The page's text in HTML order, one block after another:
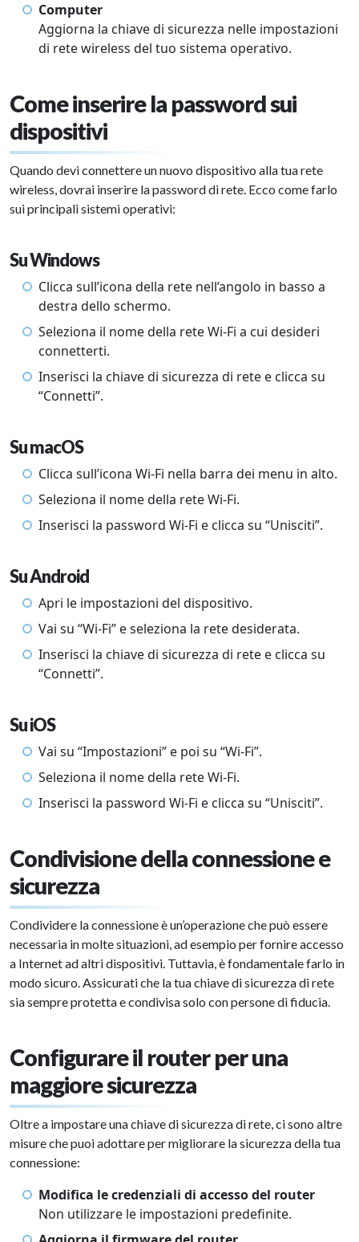
Computer
Aggiorna la chiave di sicurezza nelle impostazioni
di rete wireless del tuo sistema operativo.
Come inserire la password sui
dispositivi
Quando devi connettere un nuovo dispositivo alla tua rete
wireless, dovrai inserire la password di rete. Ecco come farlo
sui principali sistemi operativi:
Su Windows
Clicca sull’icona della rete nell’angolo in basso a
destra dello schermo.
Seleziona il nome della rete Wi-Fi a cui desideri
connetterti.
Inserisci la chiave di sicurezza di rete e clicca su
“Connetti”.
Su macOS
Clicca sull’icona Wi-Fi nella barra dei menu in alto.
Seleziona il nome della rete Wi-Fi.
Inserisci la password Wi-Fi e clicca su “Unisciti”.
Su Android
Apri le impostazioni del dispositivo.
Vai su “Wi-Fi” e seleziona la rete desiderata.
Inserisci la chiave di sicurezza di rete e clicca su
“Connetti”.
Su iOS
Vai su “Impostazioni” e poi su “Wi-Fi”.
Seleziona il nome della rete Wi-Fi.
Inserisci la password Wi-Fi e clicca su “Unisciti”.
Condivisione della connessione e
sicurezza
Condividere la connessione è un’operazione che può essere
necessaria in molte situazioni, ad esempio per fornire accesso
a Internet ad altri dispositivi. Tuttavia, è fondamentale farlo in
modo sicuro. Assicurati che la tua chiave di sicurezza di rete
sia sempre protetta e condivisa solo con persone di fiducia.
Configurare il router per una
maggiore sicurezza
Oltre a impostare una chiave di sicurezza di rete, ci sono altre
misure che puoi adottare per migliorare la sicurezza della tua
connessione:
Modifica le credenziali di accesso del router
Non utilizzare le impostazioni predefinite.